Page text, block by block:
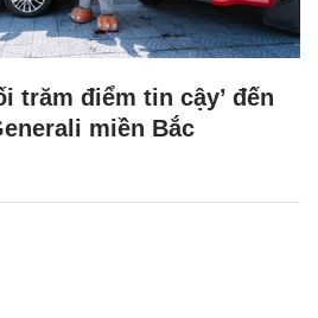
trăm điểm tin cậy’ đến
miền Bắc